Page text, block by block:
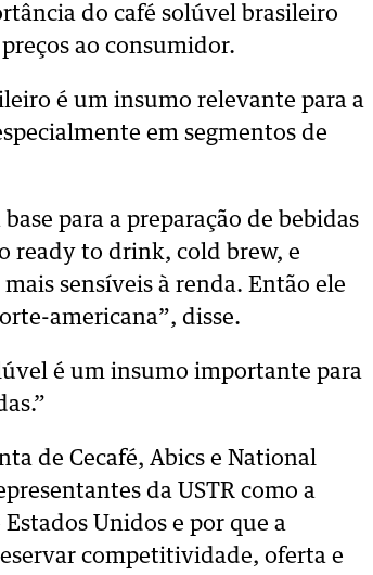
do café solúvel brasileiro
ao consumidor.
é um insumo relevante para a
em segmentos de
para a preparação de bebidas
ready to drink, cold brew, e
sensíveis à renda. Então ele
americana”, disse.
é um insumo importante para
de Cecafé, Abics e National
da USTR como a
Unidos e por que a
competitividade, oferta e